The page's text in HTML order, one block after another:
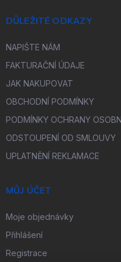
DŮLEŽITÉ ODKAZY
NAPIŠTE NÁM
FAKTURAČNÍ ÚDAJE
JAK NAKUPOVAT
OBCHODNÍ PODMÍNKY
PODMÍNKY OCHRANY
ODSTOUPENÍ OD SMLOUVY
UPLATNĚNÍ REKLAMACE
MŮJ ÚČET
Moje objednávky
Přihlášení
Registrace